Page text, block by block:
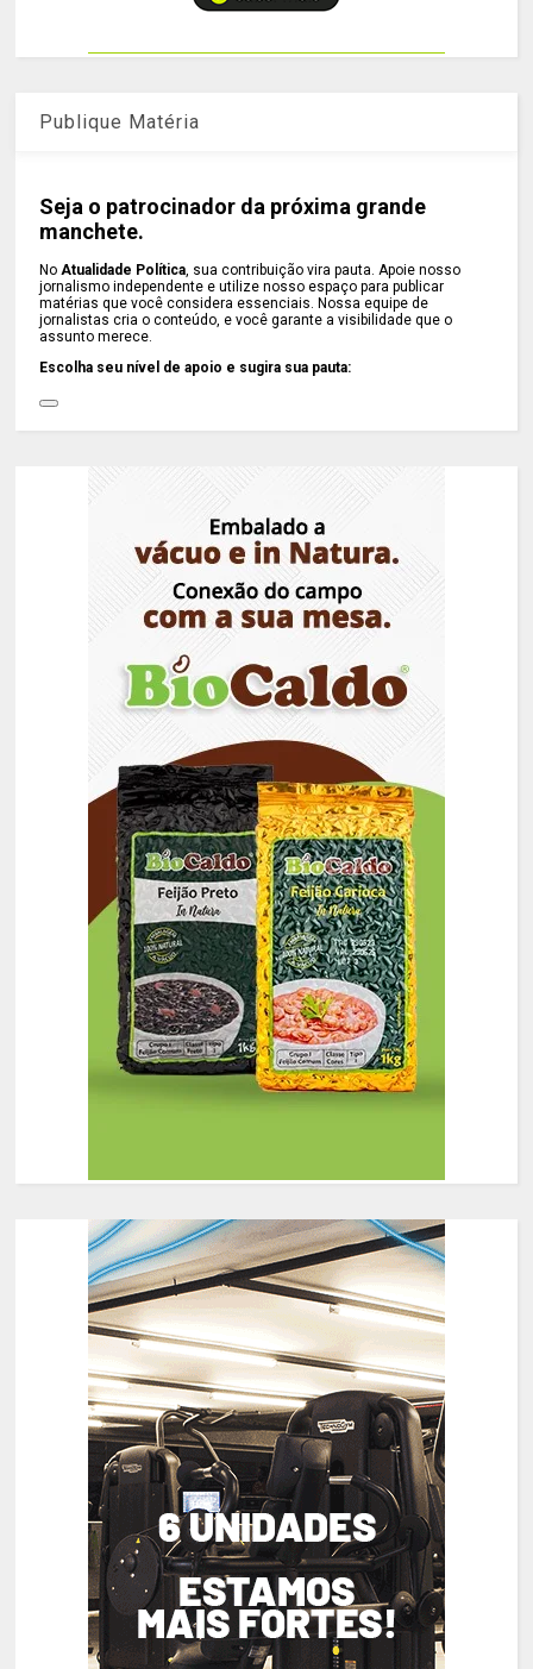
Publique Matéria
Seja o patrocinador da próxima grande
manchete.
NoAtualidade Política, sua contribuição vira pauta. Apoie nosso
jornalismo independente e utilize nosso espaço para publicar
matérias que você considera essenciais. Nossa equipe de
jornalistas cria o conteúdo, e você garante a visibilidade que o
assunto merece.
Escolha seu nível de apoio e sugira sua pauta: